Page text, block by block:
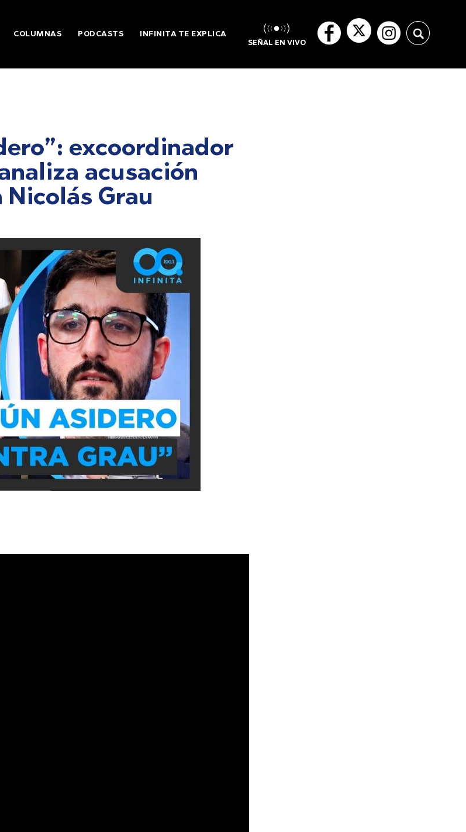
COLUMNAS PODCASTS INFINITA TE EXPLICA
SEÑAL EN VIVO
excoordinador
acusación
Grau